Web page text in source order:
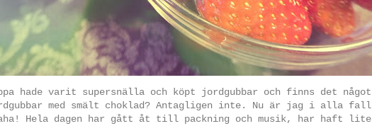
hade varit supersnälla och köpt jordgubbar och finns det något
med smält choklad? Antagligen inte. Nu är jag i alla fall
Hela dagen har gått åt till packning och musik, har haft lite